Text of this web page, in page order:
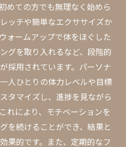
めての方でも無理なく始めら
ッチや簡単なエクササイズか
ォームアップで体をほぐした
グを取り入れるなど、段階的
採用されています。パーソナ
人ひとりの体力レベルや目標
タマイズし、進捗を見ながら
れにより、モチベーションを
を続けることができ、結果と
果的です。また、定期的なフ